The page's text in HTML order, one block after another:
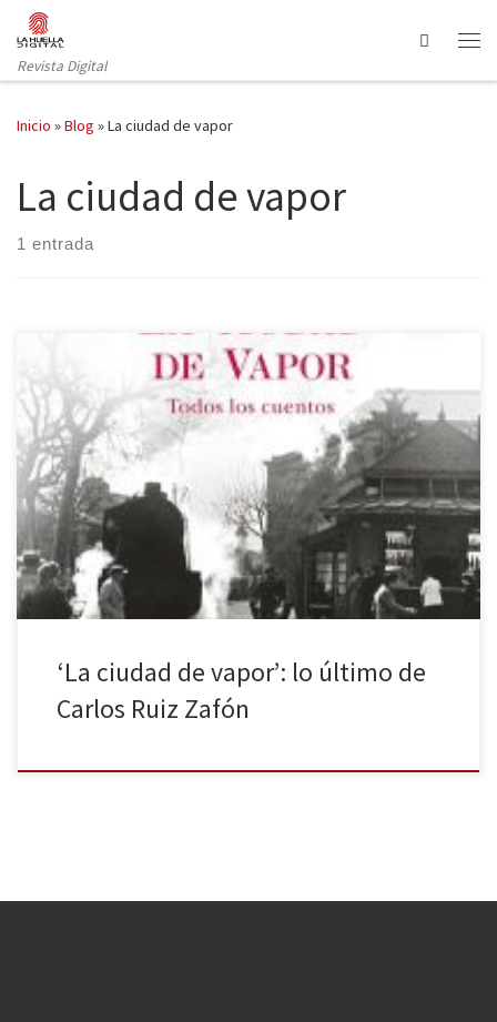
Saltar al contenido
Revista Digital
Search
Inicio »Blog »La ciudad de vapor
La ciudad de vapor
1 entrada
Hace tan solo unos meses que Carlos Ruiz Zafón nos dejó
huérfanos de sus historias y es inevitable que rememoremos
cómo conocimos al autor. Me acuerdo que mis padres me
regalaron La sombra del viento porque un librero (¡benditos
libreros!) se lo había recomendado. Estaba aún en el instituto y
[…]
‘La ciudad de vapor’: lo último de
Carlos Ruiz Zafón